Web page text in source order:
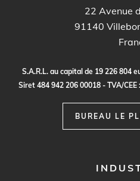
22 Avenue
91140
S.A.R.L. au capital de 19 226804 e
Siret 484 942206 00018 - TVA/CEE :
BUREAU LE